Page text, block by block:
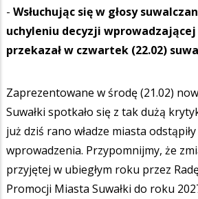
- Wsłuchując się w głosy
uchyleniu decyzji
przekazał w czwartek (22.02)
Zaprezentowane w środę (21.02)
Suwałki spotkało się z tak dużą
już dziś rano władze miasta
wprowadzenia. Przypomnijmy, że
przyjętej w ubiegłym roku przez
Promocji Miasta Suwałki do roku